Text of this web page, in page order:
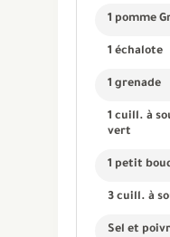
1 pomme
1 échalote
1 grenade
1 cuill. à
vert
1 petit
3 cuill. à
Sel et